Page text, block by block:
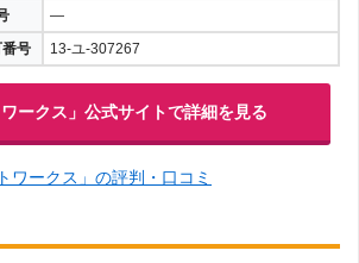
—
号
13-ユ-307267
ワークス」公式サイトで詳細を見る
ワークス」の評判・口コミ